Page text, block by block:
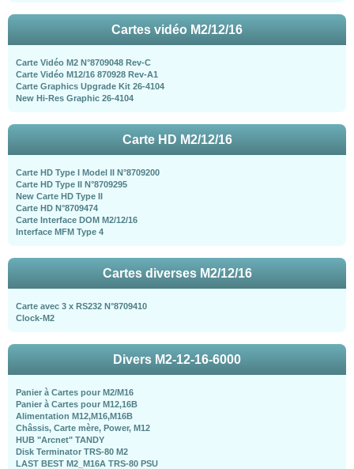
Cartes vidéo M2/12/16
Carte Vidéo M2 N°8709048 Rev-C
Carte Vidéo M12/16 870928 Rev-A1
Carte Graphics Upgrade Kit 26-4104
New Hi-Res Graphic 26-4104
Carte HD M2/12/16
Carte HD Type I Model II N°8709200
Carte HD Type II N°8709295
New Carte HD Type II
Carte HD N°8709474
Carte Interface DOM M2/12/16
Interface MFM Type 4
Cartes diverses M2/12/16
Carte avec 3 x RS232 N°8709410
Clock-M2
Divers M2-12-16-6000
Panier à Cartes pour M2/M16
Panier à Cartes pour M12,16B
Alimentation M12,M16,M16B
Châssis, Carte mère, Power, M12
HUB "Arcnet" TANDY
Disk Terminator TRS-80 M2
LAST BEST M2_M16A TRS-80 PSU